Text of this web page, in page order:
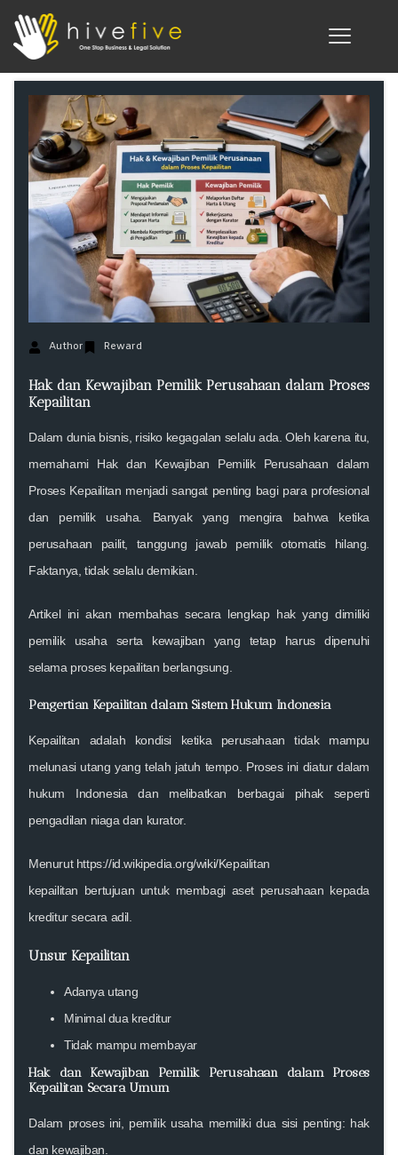
Author Reward
Hak dan Kewajiban Pemilik Perusahaan dalam Proses
Kepailitan
Dalam dunia bisnis, risiko kegagalan selalu ada. Oleh karena itu,
memahami Hak dan Kewajiban Pemilik Perusahaan dalam
Proses Kepailitan menjadi sangat penting bagi para profesional
dan pemilik usaha. Banyak yang mengira bahwa ketika
perusahaan pailit, tanggung jawab pemilik otomatis hilang.
Faktanya, tidak selalu demikian.
Artikel ini akan membahas secara lengkap hak yang dimiliki
pemilik usaha serta kewajiban yang tetap harus dipenuhi
selama proses kepailitan berlangsung.
Pengertian Kepailitan dalam Sistem Hukum Indonesia
Kepailitan adalah kondisi ketika perusahaan tidak mampu
melunasi utang yang telah jatuh tempo. Proses ini diatur dalam
hukum Indonesia dan melibatkan berbagai pihak seperti
pengadilan niaga dan kurator.
Menurut https://id.wikipedia.org/wiki/Kepailitan
kepailitan bertujuan untuk membagi aset perusahaan kepada
kreditur secara adil.
Unsur Kepailitan
Adanya utang
Minimal dua kreditur
Tidak mampu membayar
Hak dan Kewajiban Pemilik Perusahaan dalam Proses
Kepailitan Secara Umum
Dalam proses ini, pemilik usaha memiliki dua sisi penting: hak
dan kewajiban.